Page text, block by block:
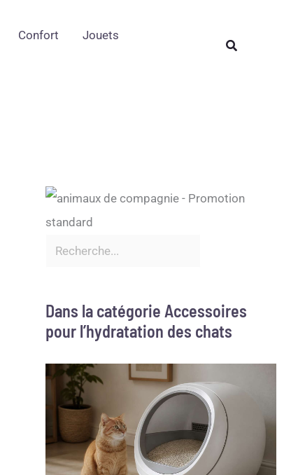
Confort
Jouets
Rechercher
Dans la catégorie Accessoires
pour l’hydratation des chats